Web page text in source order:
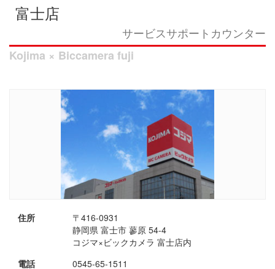
富士店
サービスサポートカウンター
Kojima × Biccamera fuji
住所
〒416-0931
静岡県 富士市 蓼原 54-4
コジマ×ビックカメラ 富士店内
電話
0545-65-1511